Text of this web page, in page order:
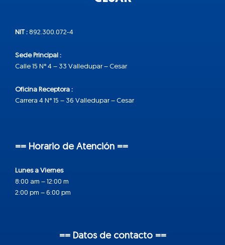
NIT : 892.300.072-4
Sede Principal :
Calle 15 N° 4 – 33 Valledupar – Cesar
Oficina Receptora :
Carrera 4 N° 15 – 36 Valledupar – Cesar
== Horario de Atención ==
Lunes a Viernes
8:00 am – 12:00 m
2:00 pm – 6:00 pm
== Datos de contacto ==